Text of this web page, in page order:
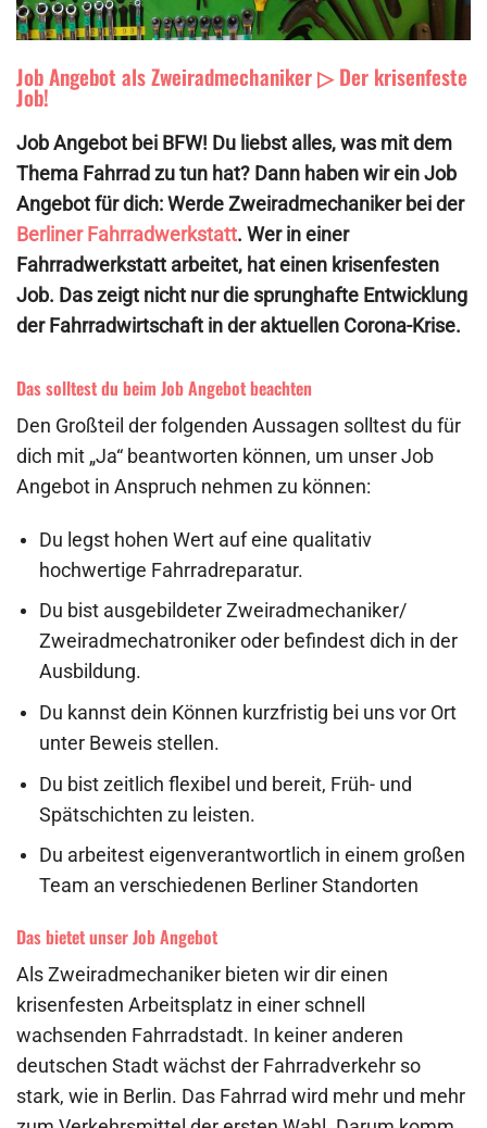
Job Angebot als Zweiradmechaniker ▷ Der krisenfeste
Job!
Job Angebot bei BFW! Du liebst alles, was mit dem
Thema Fahrrad zu tun hat? Dann haben wir ein Job
Angebot für dich: Werde Zweiradmechaniker bei der
Berliner Fahrradwerkstatt. Wer in einer
Fahrradwerkstatt arbeitet, hat einen krisenfesten
Job. Das zeigt nicht nur die sprunghafte Entwicklung
der Fahrradwirtschaft in der aktuellen Corona-Krise.
Das solltest du beim Job Angebot beachten
Den Großteil der folgenden Aussagen solltest du für
dich mit „Ja“ beantworten können, um unser Job
Angebot in Anspruch nehmen zu können:
Du legst hohen Wert auf eine qualitativ
hochwertige Fahrradreparatur.
Du bist ausgebildeter Zweiradmechaniker/
Zweiradmechatroniker oder befindest dich in der
Ausbildung.
Du kannst dein Können kurzfristig bei uns vor Ort
unter Beweis stellen.
Du bist zeitlich flexibel und bereit, Früh- und
Spätschichten zu leisten.
Du arbeitest eigenverantwortlich in einem großen
Team an verschiedenen Berliner Standorten
Das bietet unser Job Angebot
Als Zweiradmechaniker bieten wir dir einen
krisenfesten Arbeitsplatz in einer schnell
wachsenden Fahrradstadt. In keiner anderen
deutschen Stadt wächst der Fahrradverkehr so
stark, wie in Berlin. Das Fahrrad wird mehr und mehr